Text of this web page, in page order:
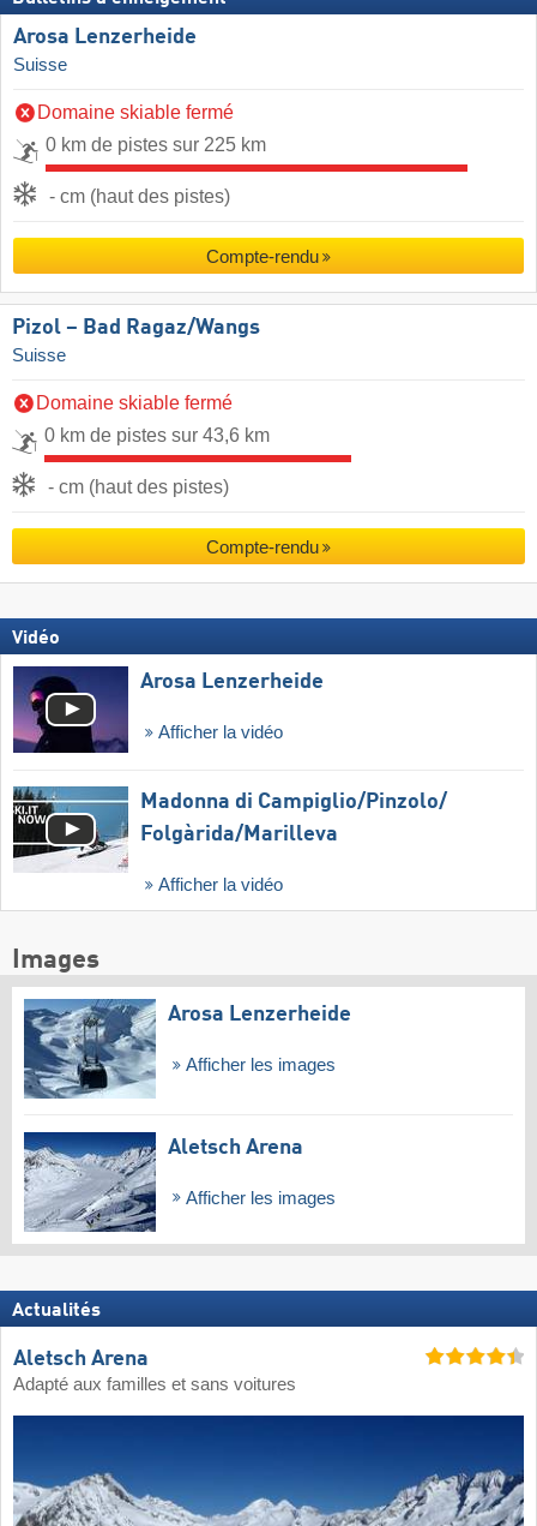
Arosa Lenzerheide
Suisse
Domaine skiable fermé
0 km de pistes sur 225 km
- cm (haut des pistes)
Compte-rendu
Pizol – Bad Ragaz/​Wangs
Suisse
Domaine skiable fermé
0 km de pistes sur 43,6 km
- cm (haut des pistes)
Compte-rendu
Vidéo
Arosa Lenzerheide
Afficher la vidéo
Madonna di Campiglio/​Pinzolo/​
Folgàrida/​Marilleva
Afficher la vidéo
Images
Arosa Lenzerheide
Afficher les images
Aletsch Arena
Afficher les images
Actualités
Aletsch Arena
Adapté aux familles et sans voitures